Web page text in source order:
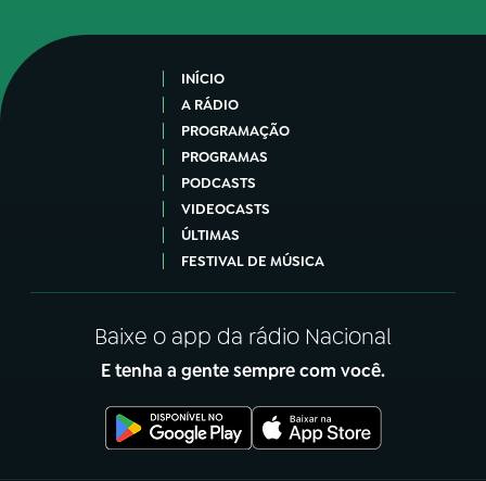
INÍCIO
A RÁDIO
PROGRAMAÇÃO
PROGRAMAS
PODCASTS
VIDEOCASTS
ÚLTIMAS
FESTIVAL DE MÚSICA
Baixe o app da rádio Nacional
E tenha a gente sempre com você.